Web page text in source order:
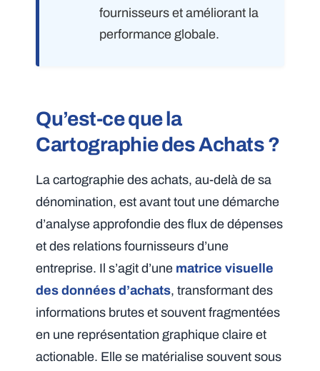
fournisseurs et améliorant la
performance globale.
Qu’est-ce que la
Cartographie des Achats ?
La cartographie des achats, au-delà de sa
dénomination, est avant tout une démarche
d’analyse approfondie des flux de dépenses
et des relations fournisseurs d’une
entreprise. Il s’agit d’une matrice visuelle
des données d’achats, transformant des
informations brutes et souvent fragmentées
en une représentation graphique claire et
actionable. Elle se matérialise souvent sous